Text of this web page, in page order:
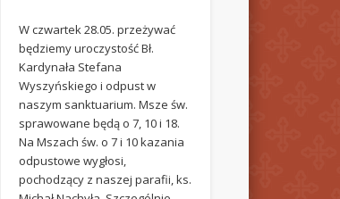
W czwartek 28.05. przeżywać
będziemy uroczystość Bł.
Kardynała Stefana
Wyszyńskiego i odpust w
naszym sanktuarium. Msze św.
sprawowane będą o 7, 10 i 18.
Na Mszach św. o 7 i 10 kazania
odpustowe wygłosi,
pochodzący z naszej parafii, ks.